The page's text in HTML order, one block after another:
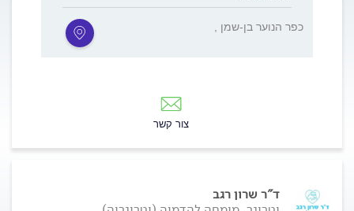
, כפר הנוער בן-שמן
צור קשר
ד"ר שרון רגב